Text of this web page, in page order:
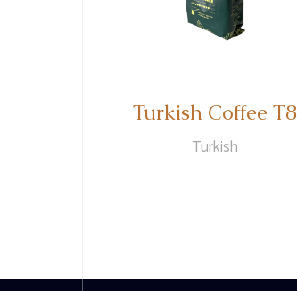
Turkish Coffee T8
Turkish